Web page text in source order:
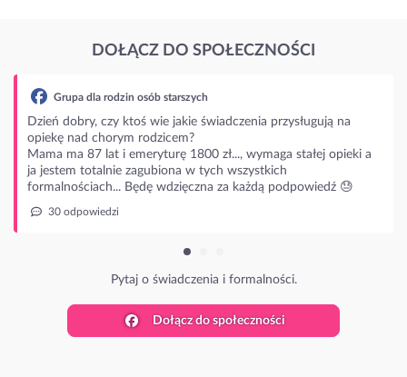
DOŁĄCZ DO SPOŁECZNOŚCI
przysługują na
wymaga stałej opieki a
każdą podpowiedź 😓
Dołącz do społeczności